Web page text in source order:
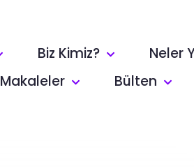
Biz Kimiz?
Neler
Makaleler Bülten